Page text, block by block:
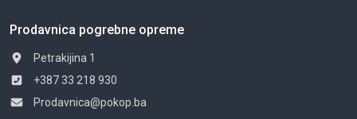
Prodavnica pogrebne opreme
Petrakijina 1
+387 33 218 930
Prodavnica@pokop.ba